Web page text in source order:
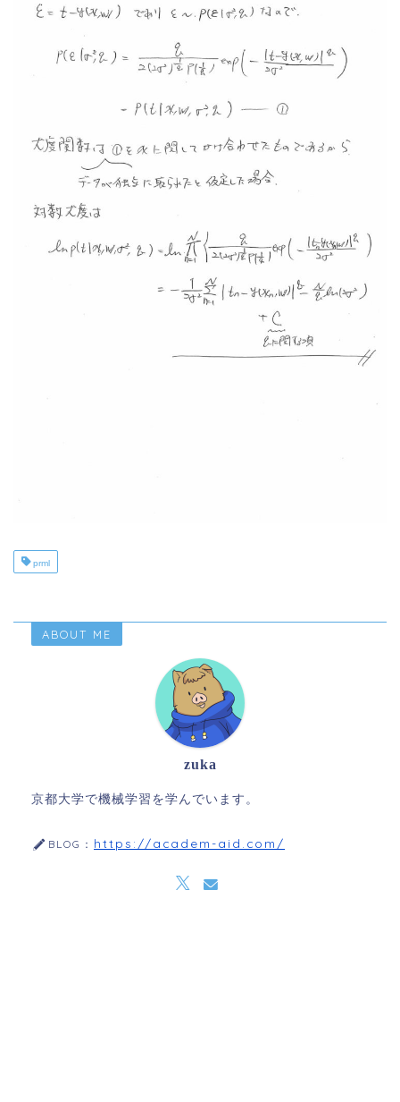
prml
ABOUT ME
zuka
京都大学で機械学習を学んでいます。
BLOG： https://academ-aid.com/